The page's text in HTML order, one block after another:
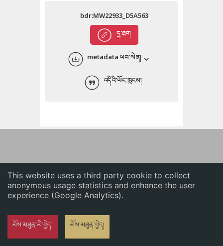
This website uses a third party cookie to collect
anonymous usage statistics and enhance the user
experience (Google Analytics).
མོས་མཐུན་མི་བྱེད། མོས་མཐུན་བྱེད།
English
ភាសាខ្មែរ
དྲ་ཐག
bdr:MW22933_D5A563
metadata ཕབ་ལེན།
འདིའི་ཡོང་ཁུངས།